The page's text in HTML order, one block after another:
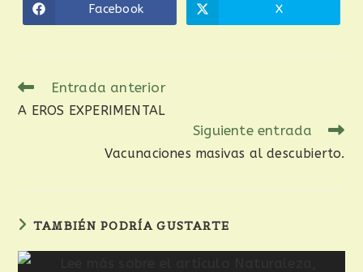
Facebook X
Entrada anterior
A EROS EXPERIMENTAL
Siguiente entrada
Vacunaciones masivas al descubierto.
TAMBIÉN PODRÍA GUSTARTE